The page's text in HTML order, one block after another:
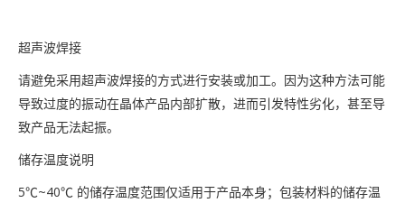
超声波焊接
请避免采用超声波焊接的方式进行安装或加工。因为这种方法可能
导致过度的振动在晶体产品内部扩散，进而引发特性劣化，甚至导
致产品无法起振。
储存温度说明
5℃~40℃ 的储存温度范围仅适用于产品本身；包装材料的储存温